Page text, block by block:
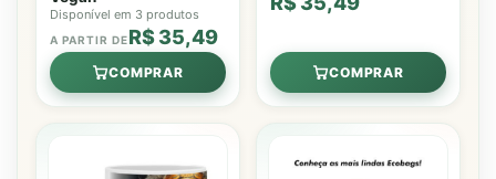
Disponível em 3 produtos
A PARTIR DER$ 35,49
COMPRAR COMPRAR